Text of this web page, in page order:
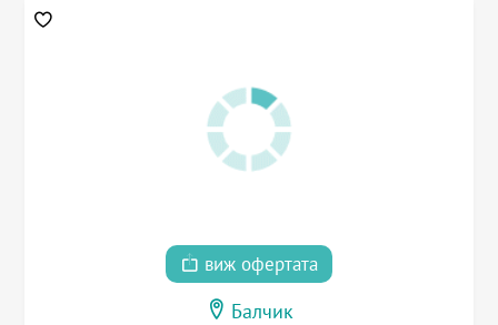
виж офертата
Балчик